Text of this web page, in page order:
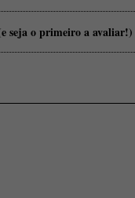
seja o primeiro a avaliar!)